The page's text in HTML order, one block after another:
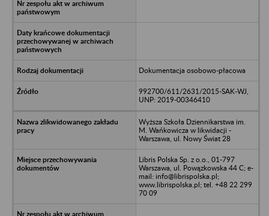
Dokumentacja osobowo-płacowa
992700/611/2631/2015-SAK-WJ,
UNP: 2019-00346410
Wyższa Szkoła Dziennikarstwa im.
M. Wańkowicza w likwidacji -
Warszawa, ul. Nowy Świat 28
Libris Polska Sp. z o.o., 01-797
Warszawa, ul. Powązkowska 44 C; e-
mail: info@librispolska.pl;
www.librispolska.pl; tel. +48 22 299
70 09